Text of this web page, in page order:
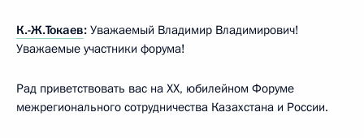
К.-Ж.Токаев: Уважаемый Владимир Владимирович!
Уважаемые участники форума!
Рад приветствовать вас на XX, юбилейном Форуме
межрегионального сотрудничества Казахстана и России.